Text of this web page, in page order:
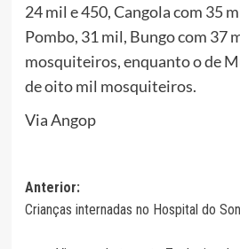
24 mil e 450, Cangola com 35
Pombo, 31 mil, Bungo com 37
mosquiteiros, enquanto o de
de oito mil mosquiteiros.
Via Angop
Navegação
de
Anterior:
Crianças internadas no Hospital do